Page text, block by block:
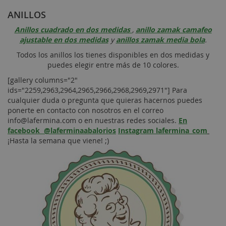
ANILLOS
Anillos cuadrado en dos medidas , anillo zamak camafeo
ajustable en dos medidasyanillos zamak media bola.
Todos los anillos los tienes disponibles en dos medidas y
puedes elegir entre más de 10 colores.
[gallery columns="2"
ids="2259,2963,2964,2965,2966,2968,2969,2971"] Para
cualquier duda o pregunta que quieras hacernos puedes
ponerte en contacto con nosotros en el correo
info@lafermina.com o en nuestras redes sociales. En
facebook @laferminaabalorios Instagram lafermina_com
¡Hasta la semana que viene! ;)